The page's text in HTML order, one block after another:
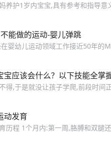
养护1岁内宝宝,具有参考和指导
能做的运动-婴儿弹跳
婴幼儿运动领域工作接近50年的
宝应该会什么？以下技能全掌
得,于是就没让孩子学爬,前段时间
动发育
历程 1个月内:第一周,胳膊和双腿